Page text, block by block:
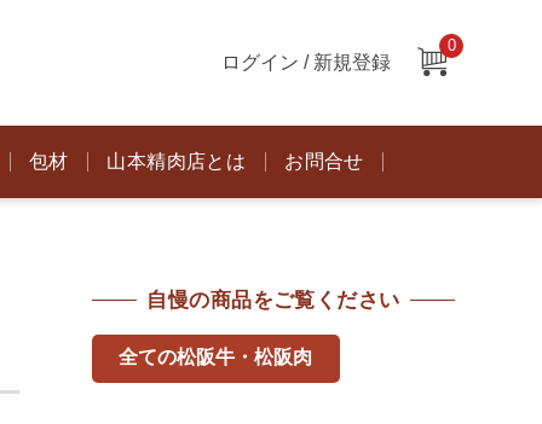
ログイン / 新規登録
0
包材 山本精肉店とは お問合せ
自慢の商品をご覧ください
全ての松阪牛・松阪肉